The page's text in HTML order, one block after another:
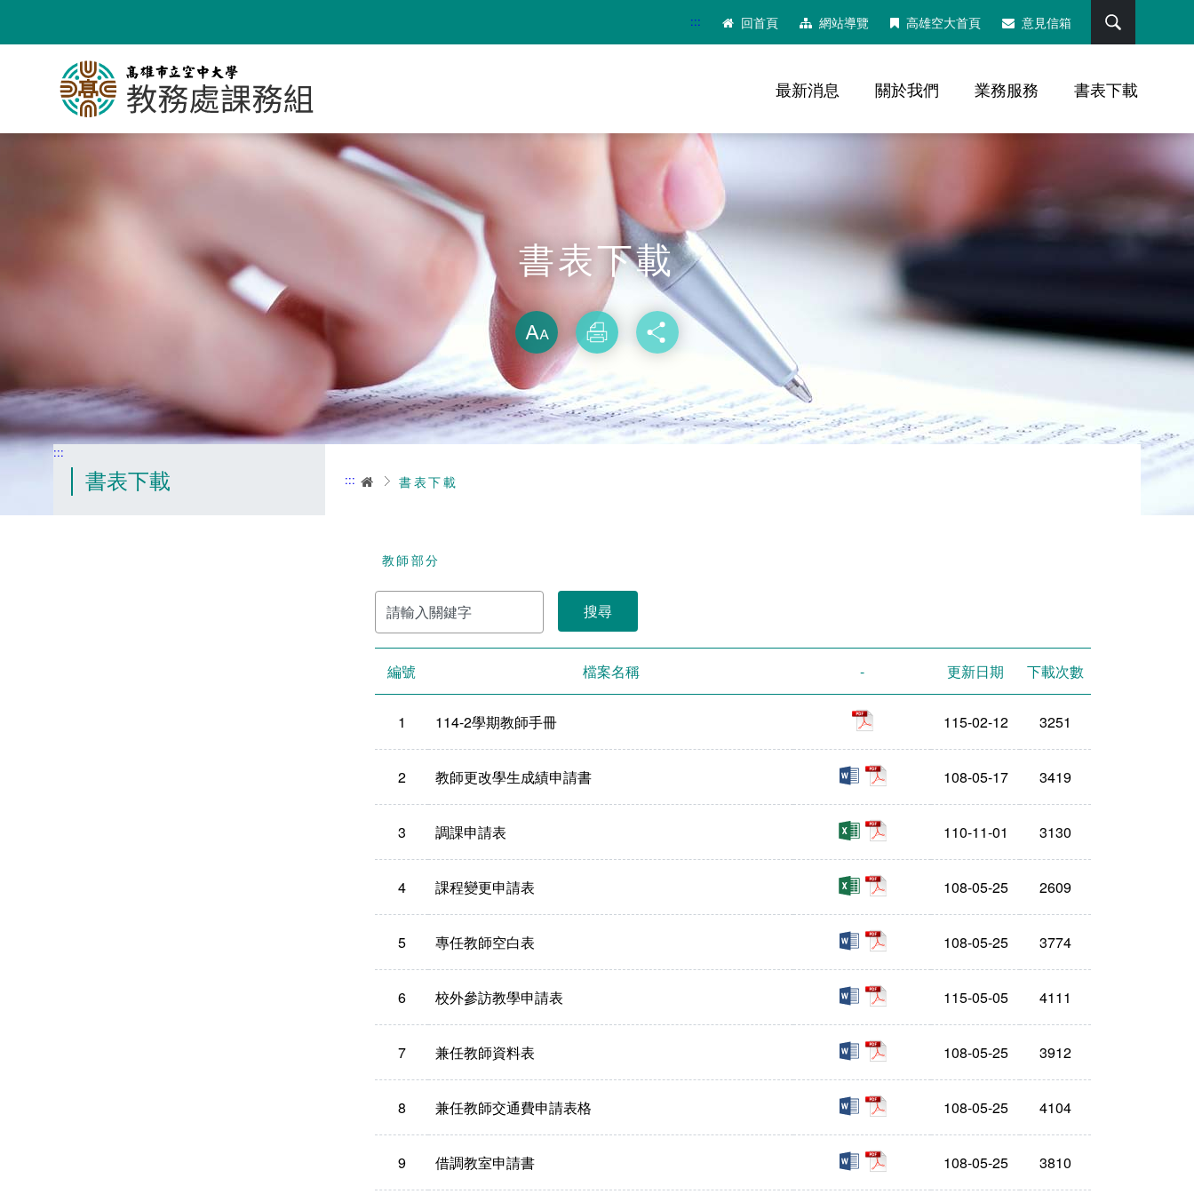
要
::: 回首頁 網站導覽 高雄空大首頁 意見信箱
最新消息 關於我們 業務服務 書表下載
書表下載
略過字型切換，社群分享工具列
放大
列印 分享
:::
書表下載 ::: 首頁書表下載
教師部分
請
輸
入
關
鍵
字編號 檔案名稱 - 更新日期 下載次數
1 114-2學期教師手冊 115-02-12 3251
2 教師更改學生成績申請書 doc 108-05-17 3419
3 調課申請表 xls 110-11-01 3130
4 課程變更申請表 xls 108-05-25 2609
5 專任教師空白表 doc 108-05-25 3774
6 校外參訪教學申請表 doc 115-05-05 4111
7 兼任教師資料表 doc 108-05-25 3912
8 兼任教師交通費申請表格 doc 108-05-25 4104
9 借調教室申請書 doc 108-05-25 3810